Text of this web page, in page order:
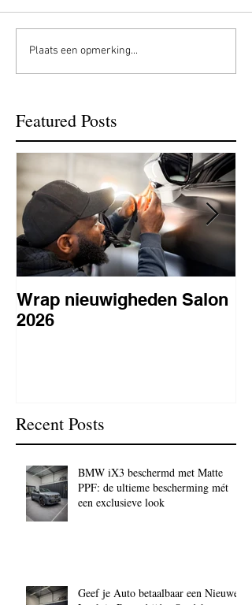
Plaats een opmerking...
Featured Posts
Wrap nieuwigheden Salon
2026
Recent Posts
BMW iX3 beschermd met Matte
PPF: de ultieme bescherming mét
een exclusieve look
Geef je Auto betaalbaar een Nieuwe